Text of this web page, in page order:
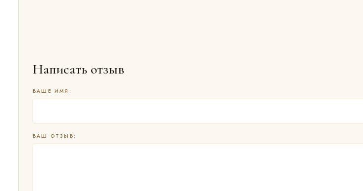
Написать отзыв
ВАШЕ ИМЯ:
ВАШ ОТЗЫВ: